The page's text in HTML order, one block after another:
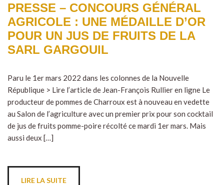
PRESSE – CONCOURS GÉNÉRAL
AGRICOLE : UNE MÉDAILLE D’OR
POUR UN JUS DE FRUITS DE LA
SARL GARGOUIL
Paru le 1er mars 2022 dans les colonnes de la Nouvelle
République > Lire l’article de Jean-François Rullier en ligne Le
producteur de pommes de Charroux est à nouveau en vedette
au Salon de l’agriculture avec un premier prix pour son cocktail
de jus de fruits pomme-poire récolté ce mardi 1er mars. Mais
aussi deux […]
LIRE LA SUITE